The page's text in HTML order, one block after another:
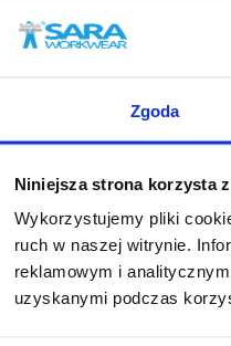
Zgoda
Niniejsza strona korzysta
Wykorzystujemy pliki
ruch w naszej witrynie.
reklamowym i
uzyskanymi podczas